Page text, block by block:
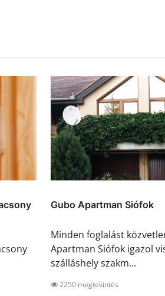
Gubo Apartman Siófok
Minden foglalást
Apartman Siófok igazol
szálláshely szakm...
2250 megtekintés